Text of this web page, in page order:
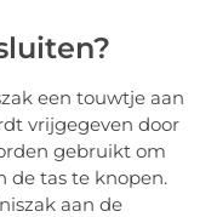
een touwtje aan
vrijgegeven door
gebruikt om
de tas te knopen.
aan de